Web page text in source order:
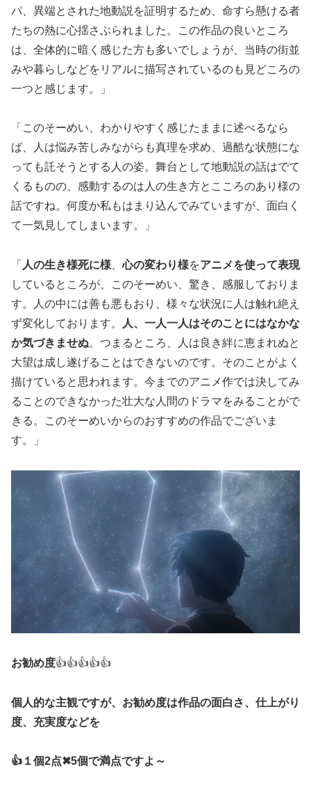
パ、異端とされた地動説を証明するため、命すら懸ける者
たちの熱に心揺さぶられました。この作品の良いところ
は、全体的に暗く感じた方も多いでしょうが、当時の街並
みや暮らしなどをリアルに描写されているのも見どころの
一つと感じます。」
「このそーめい、わかりやすく感じたままに述べるなら
ば、人は悩み苦しみながらも真理を求め、過酷な状態にな
っても託そうとする人の姿。舞台として地動説の話はでて
くるものの、感動するのは人の生き方とこころのあり様の
話ですね。何度か私もはまり込んでみていますが、面白く
て一気見してしまいます。」
「 人の生き様死に様 、心の変わり様をアニメを使って表現
しているところが、このそーめい、驚き、感服しておりま
す。人の中には善も悪もおり、様々な状況に人は触れ絶え
ず変化しております。
人、一人一人はそのことにはなかな
か気づきませぬ。つまるところ、人は良き絆に恵まれぬと
大望は成し遂げることはできないのです。そのことがよく
描けていると思われます。今までのアニメ作では決してみ
ることのできなかった壮大な人間のドラマをみることがで
きる。このそーめいからのおすすめの作品でございま
す。」
お勧め度👍👍👍👍👍
個人的な主観ですが、お勧め度は作品の面白さ、仕上がり
度、充実度などを
👍１個2点✖5個で満点ですよ～